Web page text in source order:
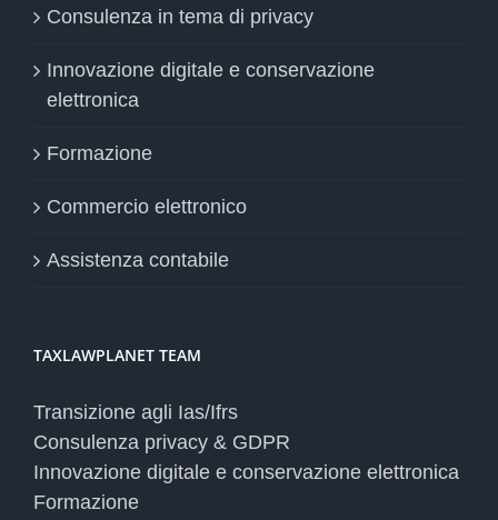
Consulenza in tema di privacy
Innovazione digitale e conservazione
elettronica
Formazione
Commercio elettronico
Assistenza contabile
TAXLAWPLANET TEAM
Transizione agli Ias/Ifrs
Consulenza privacy & GDPR
Innovazione digitale e conservazione elettronica
Formazione